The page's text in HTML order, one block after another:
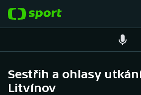
Hokej
Sestřih a ohlasy
Litvínov